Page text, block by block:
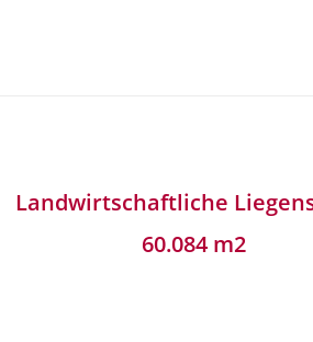
Landwirtschaftliche
60.084 m2